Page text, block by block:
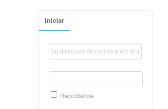
Iniciar
Recordarme